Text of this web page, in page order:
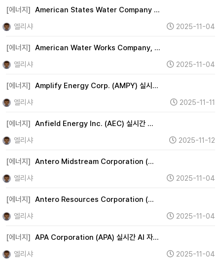
[에너지] American States Water Company …
엘리샤
2025-11-04
[에너지] American Water Works Company, …
엘리샤
2025-11-04
[에너지] Amplify Energy Corp. (AMPY) 실시…
엘리샤
2025-11-11
[에너지] Anfield Energy Inc. (AEC) 실시간 …
엘리샤
2025-11-12
[에너지] Antero Midstream Corporation (…
엘리샤
2025-11-04
[에너지] Antero Resources Corporation (…
엘리샤
2025-11-04
[에너지] APA Corporation (APA) 실시간 AI 자…
엘리샤
2025-11-04